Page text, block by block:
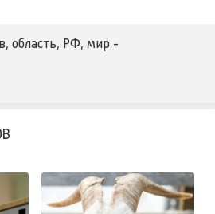
область, РФ, мир -